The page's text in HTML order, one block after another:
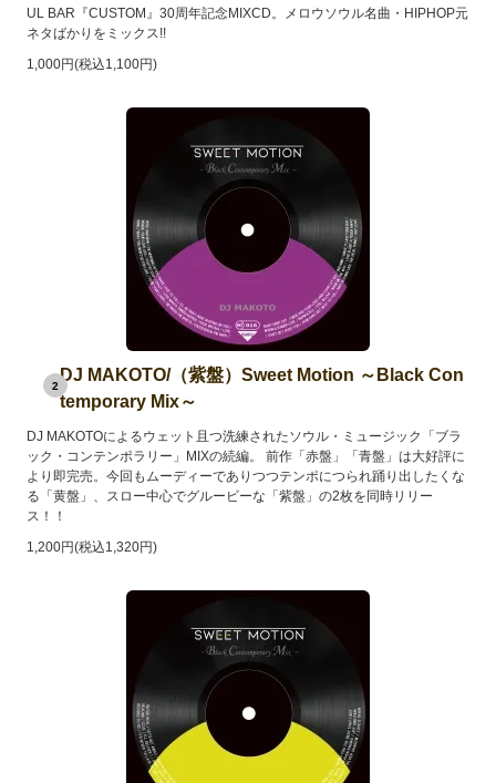
UL BAR『CUSTOM』30周年記念MIXCD。メロウソウル名曲・HIPHOP元
ネタばかりをミックス!!
1,000円(税込1,100円)
2
DJ MAKOTO/（紫盤）Sweet Motion ～Black Con
temporary Mix～
DJ MAKOTOによるウェット且つ洗練されたソウル・ミュージック「ブラ
ック・コンテンポラリー」MIXの続編。 前作「赤盤」「青盤」は大好評に
より即完売。今回もムーディーでありつつテンポにつられ踊り出したくな
る「黄盤」、スロー中心でグルービーな「紫盤」の2枚を同時リリー
ス！！
1,200円(税込1,320円)